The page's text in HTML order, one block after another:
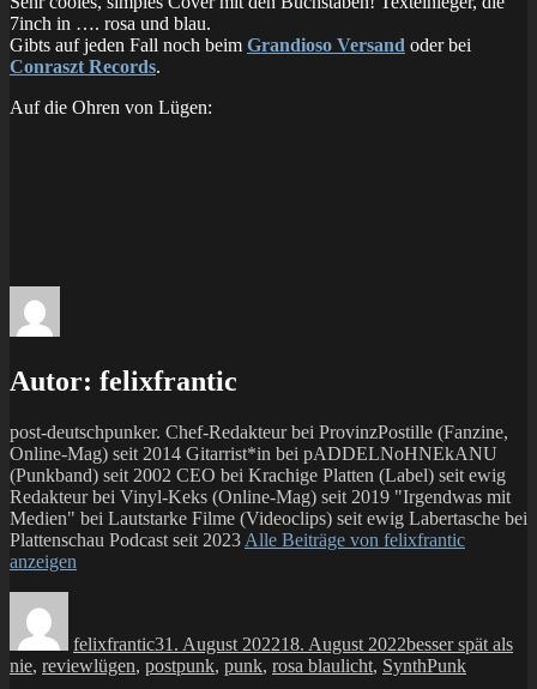
7inch in …. rosa und blau.
Gibts auf jeden Fall noch beim Grandioso Versand oder bei
Conraszt Records.
Auf die Ohren von Lügen:
Autor: felixfrantic
post-deutschpunker. Chef-Redakteur bei ProvinzPostille (Fanzine,
Online-Mag) seit 2014 Gitarrist*in bei pADDELNoHNEkANU
(Punkband) seit 2002 CEO bei Krachige Platten (Label) seit ewig
Redakteur bei Vinyl-Keks (Online-Mag) seit 2019 "Irgendwas mit
Medien" bei Lautstarke Filme (Videoclips) seit ewig Labertasche bei
Plattenschau Podcast seit 2023 Alle Beiträge von felixfrantic
anzeigen
felixfrantic31. August 202218. August 2022besser spät als
nie, reviewSchlagwörter
lügen, postpunk, punk, rosa blaulicht, SynthPunk